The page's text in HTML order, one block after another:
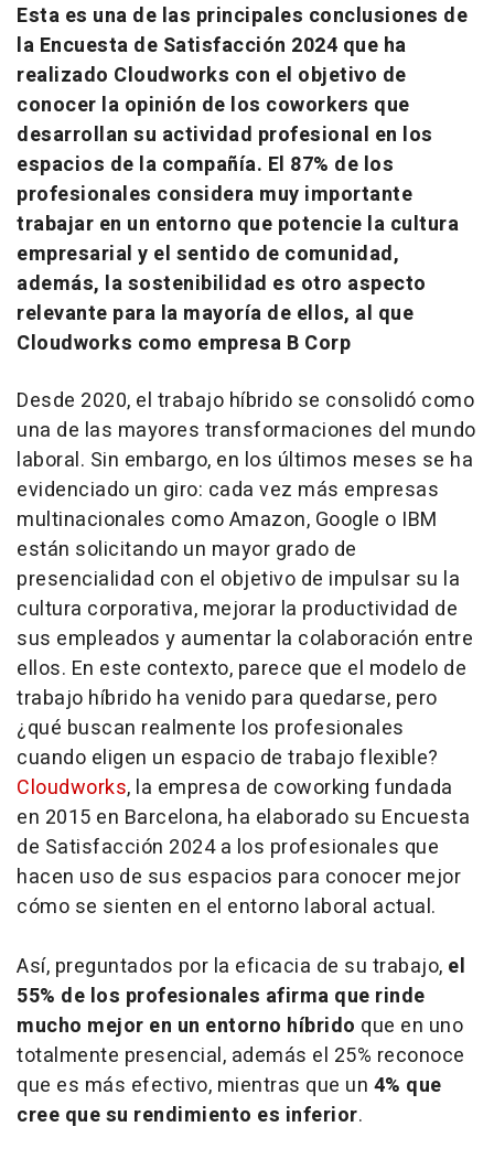
Esta es una de las principales conclusiones de
la Encuesta de Satisfacción 2024 que ha
realizado Cloudworks con el objetivo de
conocer la opinión de los coworkers que
desarrollan su actividad profesional en los
espacios de la compañía. El 87% de los
profesionales considera muy importante
trabajar en un entorno que potencie la cultura
empresarial y el sentido de comunidad,
además, la sostenibilidad es otro aspecto
relevante para la mayoría de ellos, al que
Cloudworks como empresa B Corp
Desde 2020, el trabajo híbrido se consolidó como
una de las mayores transformaciones del mundo
laboral. Sin embargo, en los últimos meses se ha
evidenciado un giro: cada vez más empresas
multinacionales como Amazon, Google o IBM
están solicitando un mayor grado de
presencialidad con el objetivo de impulsar su la
cultura corporativa, mejorar la productividad de
sus empleados y aumentar la colaboración entre
ellos. En este contexto, parece que el modelo de
trabajo híbrido ha venido para quedarse, pero
¿qué buscan realmente los profesionales
cuando eligen un espacio de trabajo flexible?
Cloudworks, la empresa de coworking fundada
en 2015 en Barcelona, ha elaborado su Encuesta
de Satisfacción 2024 a los profesionales que
hacen uso de sus espacios para conocer mejor
cómo se sienten en el entorno laboral actual.
Así, preguntados por la eficacia de su trabajo, el
55% de los profesionales afirma que rinde
mucho mejor en un entorno híbrido que en uno
totalmente presencial, además el 25% reconoce
que es más efectivo, mientras que un 4% que
cree que su rendimiento es inferior.